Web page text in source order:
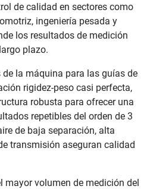
de calidad en sectores como
ingeniería pesada y
los resultados de medición
plazo.
la máquina para las guías de
rigidez-peso casi perfecta,
robusta para ofrecer una
repetibles del orden de 3
de baja separación, alta
transmisión aseguran calidad
mayor volumen de medición del